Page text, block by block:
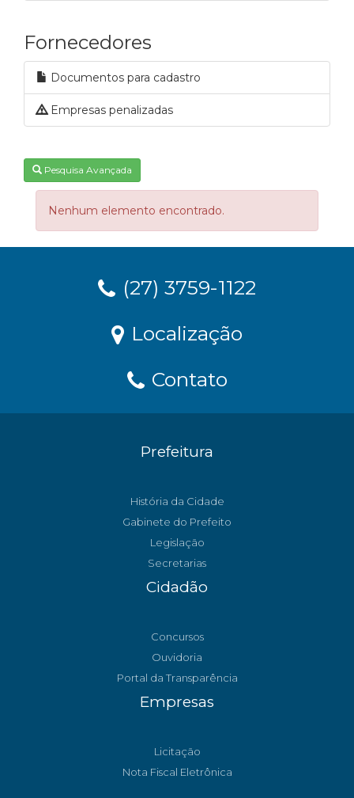
Fornecedores
Documentos para cadastro
Empresas penalizadas
Pesquisa Avançada
Nenhum elemento encontrado.
(27) 3759-1122
Localização
Contato
Prefeitura
História da Cidade
Gabinete do Prefeito
Legislação
Secretarias
Cidadão
Concursos
Ouvidoria
Portal da Transparência
Empresas
Licitação
Nota Fiscal Eletrônica